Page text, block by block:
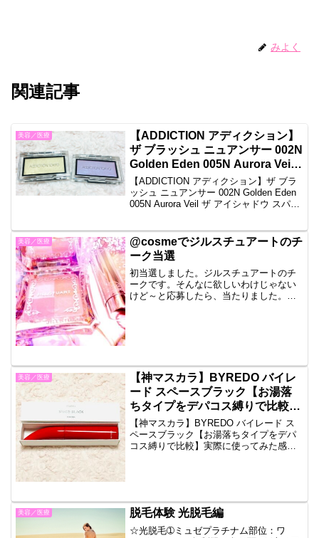
みよく
関連記事
美容／医療
【ADDICTION アディクション】
ザ ブラッシュ ニュアンサー 002N
Golden Eden 005N Aurora Veil
ザ アイシャドウ スパークル
005SP Moon River スキンプロテ
クター カラーコントロール004
【ADDICTION アディクション】ザ ブラ
ッシュ ニュアンサー 002N Golden Eden
005N Aurora Veil ザ アイシャドウ スパー
美容／医療
@cosmeでジルスチュアートのチ
ーク当選
初当選しました。ジルスチュアートのチ
ークです。そんなに欲しいわけじゃない
けど～と応募したら、当たりました。な
美容／医療
【神マスカラ】BYREDO バイレ
ード スペースブラック【お湯落
ちタイプをデパコス縛りで比較】
実際に使ってみた感想口コミレビ
ュー
【神マスカラ】BYREDO バイレード ス
ペースブラック【お湯落ちタイプをデパ
コス縛りで比較】実際に使ってみた感想
美容／医療 脱毛体験 光脱毛編
☆光脱毛➀ミュゼプラチナム部位：ワ